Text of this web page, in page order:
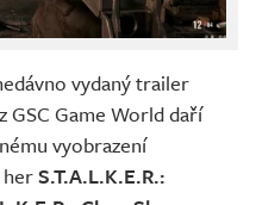
vydaný trailer
GSC Game World daří
vyobrazení
herS.T.A.L.K.E.R.: